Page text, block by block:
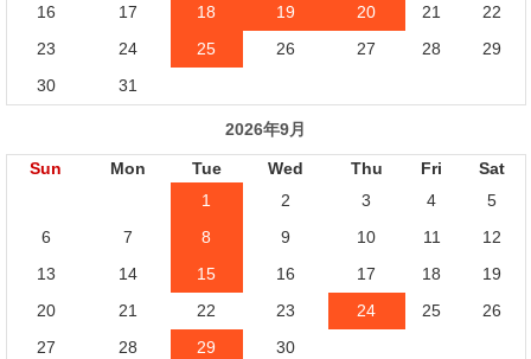
16
17 18 19 20 21
22
23
24 25 26 27 28
29
30
31
2026年9月
Sun Mon Tue Wed Thu Fri
Sat
1
2 3 4
5
6
7 8 9 10 11
12
13
14 15 16 17 18
19
20
21 22 23 24 25
26
27
28 29
30